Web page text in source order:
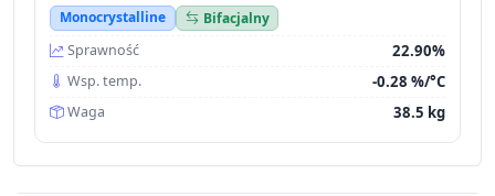
Monocrystalline
Bifacjalny
Sprawność
22.90%
Wsp. temp. -0.28 %/°C
Waga 38.5 kg